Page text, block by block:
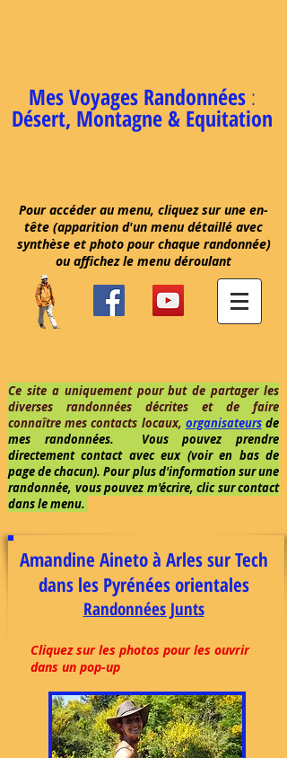
Mes Voyages Randonnées :
Désert, Montagne & Equitation
Pour accéder au menu, cliquez sur une en-
tête (apparition d'un menu détaillé avec
synthèse et photo pour chaque randonnée)
ou affichez le menu déroulant
Ce site a uniquement pour but de partager les
diverses randonnées décrites et de faire
connaître mes contacts locaux, organisateurs de
mes randonnées. Vous pouvez prendre
directement contact avec eux (voir en bas de
page de chacun). Pour plus d'information sur une
randonnée, vous pouvez m'écrire, clic sur contact
dans le menu.
Amandine Aineto à Arles sur Tech
dans les Pyrénées orientales
Randonnées Junts
Cliquez sur les photos pour les ouvrir
dans un pop-up